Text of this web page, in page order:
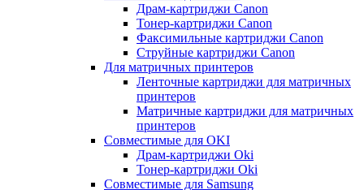
Драм-картриджи Canon
Тонер-картриджи Canon
Факсимильные картриджи Canon
Струйные картриджи Canon
Для матричных принтеров
Ленточные картриджи для матричных
принтеров
Матричные картриджи для матричных
принтеров
Совместимые для OKI
Драм-картриджи Oki
Тонер-картриджи Oki
Совместимые для Samsung